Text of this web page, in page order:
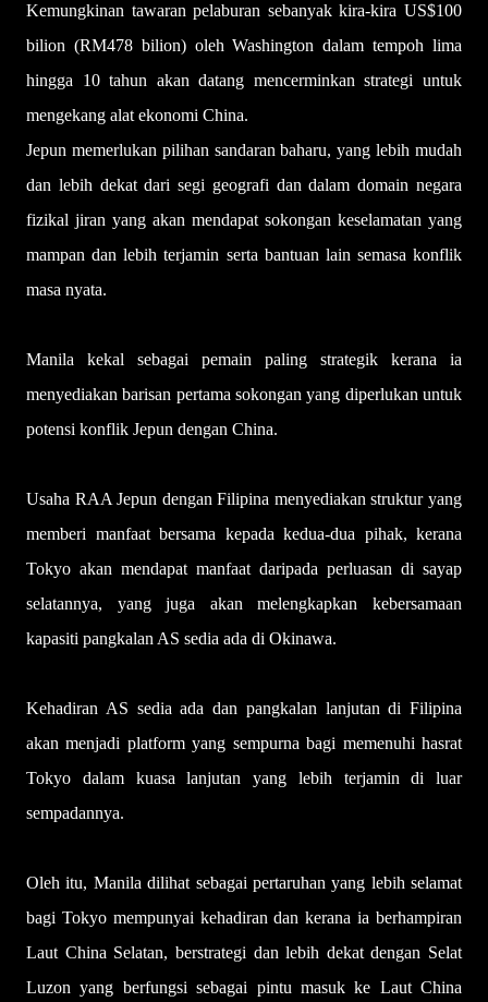
Kemungkinan tawaran pelaburan sebanyak kira-kira US$100
bilion (RM478 bilion) oleh Washington dalam tempoh lima
hingga 10 tahun akan datang mencerminkan strategi untuk
mengekang alat ekonomi China.
Jepun memerlukan pilihan sandaran baharu, yang lebih mudah
dan lebih dekat dari segi geografi dan dalam domain negara
fizikal jiran yang akan mendapat sokongan keselamatan yang
mampan dan lebih terjamin serta bantuan lain semasa konflik
masa nyata.
Manila kekal sebagai pemain paling strategik kerana ia
menyediakan barisan pertama sokongan yang diperlukan untuk
potensi konflik Jepun dengan China.
Usaha RAA Jepun dengan Filipina menyediakan struktur yang
memberi manfaat bersama kepada kedua-dua pihak, kerana
Tokyo akan mendapat manfaat daripada perluasan di sayap
selatannya, yang juga akan melengkapkan kebersamaan
kapasiti pangkalan AS sedia ada di Okinawa.
Kehadiran AS sedia ada dan pangkalan lanjutan di Filipina
akan menjadi platform yang sempurna bagi memenuhi hasrat
Tokyo dalam kuasa lanjutan yang lebih terjamin di luar
sempadannya.
Oleh itu, Manila dilihat sebagai pertaruhan yang lebih selamat
bagi Tokyo mempunyai kehadiran dan kerana ia berhampiran
Laut China Selatan, berstrategi dan lebih dekat dengan Selat
Luzon yang berfungsi sebagai pintu masuk ke Laut China